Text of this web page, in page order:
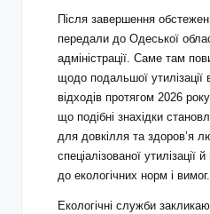
Після завершення
передали до Одеської
адміністрації. Саме там
щодо подальшої утилізації
відходів протягом 2026
що подібні знахідки
для довкілля та здоров’я
спеціалізованої утилізації
до екологічних норм і вимог.
Екологічні служби